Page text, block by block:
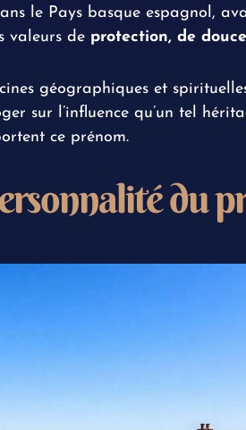
le Pays basque espagnol,
valeurs de protection, de
géographiques et
sur l’influence qu’un tel
ce prénom.
du